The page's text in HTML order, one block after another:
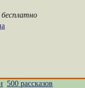
бесплатно
500 рассказов